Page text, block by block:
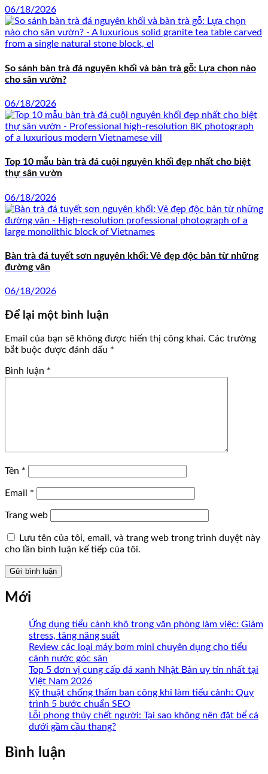
06/18/2026
So sánh bàn trà đá nguyên khối và bàn trà gỗ: Lựa chọn nào
cho sân vườn?
06/18/2026
Top 10 mẫu bàn trà đá cuội nguyên khối đẹp nhất cho biệt
thự sân vườn
06/18/2026
Bàn trà đá tuyết sơn nguyên khối: Vẻ đẹp độc bản từ những
đường vân
06/18/2026
Để lại một bình luận
Email của bạn sẽ không được hiển thị công khai. Các trường
bắt buộc được đánh dấu *
Bình luận *
Tên *
Email *
Trang web
Lưu tên của tôi, email, và trang web trong trình duyệt này
cho lần bình luận kế tiếp của tôi.
Mới
Ứng dụng tiểu cảnh khô trong văn phòng làm việc: Giảm
stress, tăng năng suất
Review các loại máy bơm mini chuyên dụng cho tiểu
cảnh nước góc sân
Top 5 đơn vị cung cấp đá xanh Nhật Bản uy tín nhất tại
Việt Nam 2026
Kỹ thuật chống thấm ban công khi làm tiểu cảnh: Quy
trình 5 bước chuẩn SEO
Lỗi phong thủy chết người: Tại sao không nên đặt bể cá
dưới gầm cầu thang?
Bình luận